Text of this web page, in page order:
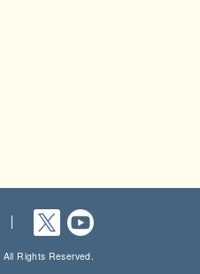
Rights Reserved.